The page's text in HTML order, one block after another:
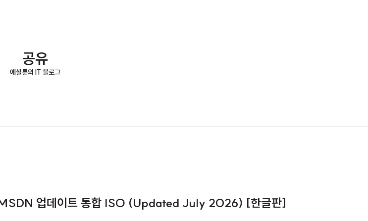
공유
에셜룬의 IT 블로그
업데이트 통합 ISO (Updated July 2026) [한글판]